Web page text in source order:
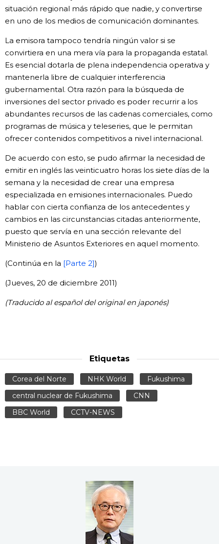
situación regional más rápido que nadie, y convertirse
en uno de los medios de comunicación dominantes.
La emisora tampoco tendría ningún valor si se
convirtiera en una mera vía para la propaganda estatal.
Es esencial dotarla de plena independencia operativa y
mantenerla libre de cualquier interferencia
gubernamental. Otra razón para la búsqueda de
inversiones del sector privado es poder recurrir a los
abundantes recursos de las cadenas comerciales, como
programas de música y teleseries, que le permitan
ofrecer contenidos competitivos a nivel internacional.
De acuerdo con esto, se pudo afirmar la necesidad de
emitir en inglés las veinticuatro horas los siete días de la
semana y la necesidad de crear una empresa
especializada en emisiones internacionales. Puedo
hablar con cierta confianza de los antecedentes y
cambios en las circunstancias citadas anteriormente,
puesto que servía en una sección relevante del
Ministerio de Asuntos Exteriores en aquel momento.
(Continúa en la [Parte 2])
(Jueves, 20 de diciembre 2011)
(Traducido al español del original en japonés)
Etiquetas
Corea del Norte NHK World
Fukushima
central nuclear de Fukushima
CNN
BBC World
CCTV-NEWS